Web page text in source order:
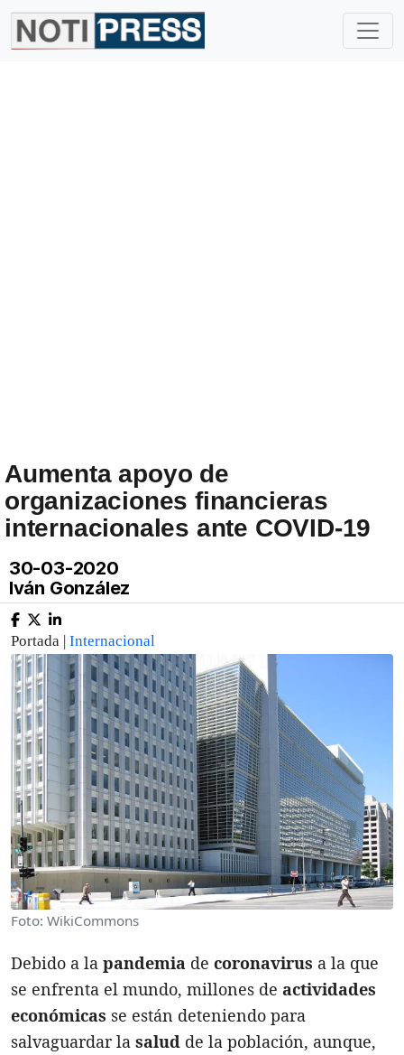
Aumenta apoyo de
organizaciones financieras
internacionales ante COVID-19
30-03-2020
Iván González
Portada | Internacional
Foto: WikiCommons
Debido a la pandemia de coronavirus a la que
se enfrenta el mundo, millones de actividades
económicas se están deteniendo para
salvaguardar la salud de la población, aunque,